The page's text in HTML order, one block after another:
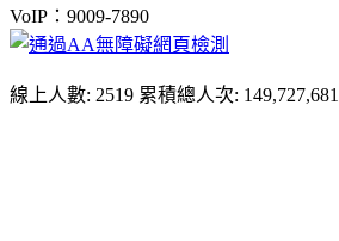
VoIP：9009-7890
線上人數: 2519 累積總人次: 149,727,681